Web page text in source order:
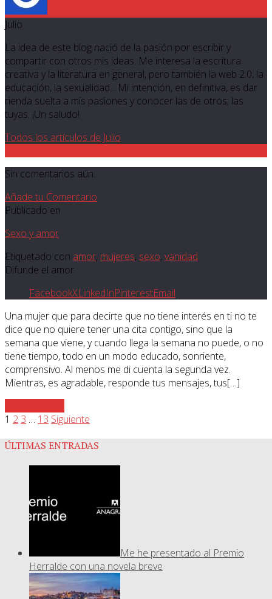
Julio
La idea de este blog nació de la pasión por escribir y
compartir con otros mis ideas. Me interesa la escritura
creativa y la literatura en general, pero también la web 2.0, la
educación, la sexualidad... Mi intención, en definitiva, es dar
rienda suelta a mis pasiones y conocer las de otros; las
tuyas. ¡Un saludo!
Todos los artículos de Julio
Sin comentarios aún.
Añade tu Comentario
Publicado en
Sexo y amor
Etiquetado con amor, mujeres, sexo, vanidad
Difunde el amor
FacebookXLinkedInPinterestEmail
Una mujer que para decirte que no tiene interés en ti no te
dice que no quiere tener una cita contigo, sino que la
semana que viene, y cuando llega la semana no puede, o no
tiene tiempo, todo en un modo educado, sonriente,
comprensivo. Al menos me di cuenta la segunda vez.
Mientras, es agradable, responde tus mensajes, tus[…]
1 2 3 … 13 Siguiente
ÚLTIMAS ENTRADAS
Me he presentado al Premio
Herralde con una novela breve